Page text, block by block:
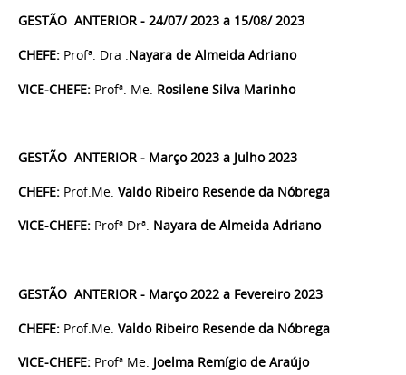
GESTÃO ANTERIOR - 24/07/ 2023 a 15/08/ 2023
CHEFE: Profª. Dra .Nayara de Almeida Adriano
VICE-CHEFE: Profª. Me. Rosilene Silva Marinho
GESTÃO ANTERIOR - Março 2023 a Julho 2023
CHEFE: Prof.Me. Valdo Ribeiro Resende da Nóbrega
VICE-CHEFE: Profª Drª. Nayara de Almeida Adriano
GESTÃO ANTERIOR - Março 2022 a Fevereiro 2023
CHEFE: Prof.Me. Valdo Ribeiro Resende da Nóbrega
VICE-CHEFE: Profª Me. Joelma Remígio de Araújo